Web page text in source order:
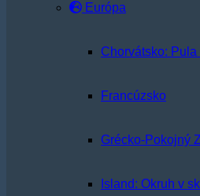
Európa
Chorvátsko:
Francúzsko
Grécko-Pokojný
Island: Okruh v